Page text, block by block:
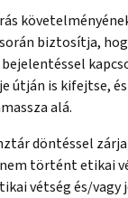
biztosítja,
útján is kifejtse,
alá.
döntéssel
történt etikai
vétség és/vagy